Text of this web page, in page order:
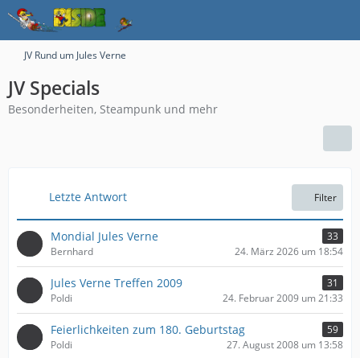
JV Rund um Jules Verne
JV Specials
Besonderheiten, Steampunk und mehr
Letzte Antwort Filter
Mondial Jules Verne
33
Bernhard
24. März 2026 um 18:54
Jules Verne Treffen 2009
31
Poldi
24. Februar 2009 um 21:33
Feierlichkeiten zum 180. Geburtstag
59
Poldi
27. August 2008 um 13:58